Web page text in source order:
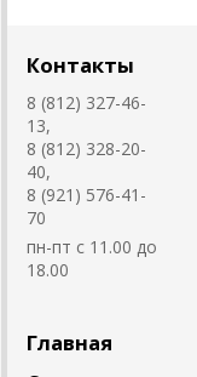
Контакты
8 (812) 327-46-
13,
8 (812) 328-20-
40,
8 (921) 576-41-
70
пн-пт с 11.00 до
18.00
Главная